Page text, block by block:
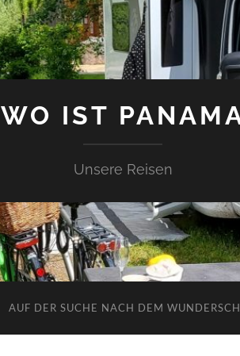
WO IST
Unsere Reisen
AUF DER SUCHE NACH DEM